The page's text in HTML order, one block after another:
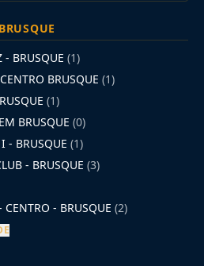
BRUSQUE
BRUSQUE (1)
BRUSQUE (1)
(1)
BRUSQUE (0)
- BRUSQUE (1)
- BRUSQUE (3)
CENTRO - BRUSQUE (2)